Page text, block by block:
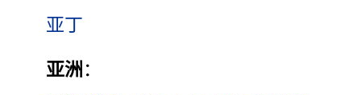
亚丁
亚洲 ：